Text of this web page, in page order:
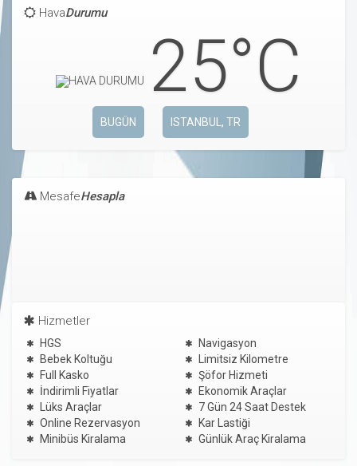
HavaDurumu
25°C
BUGÜN ISTANBUL, TR
MesafeHesapla
Hizmetler
HGS
Navigasyon
Bebek Koltuğu
Limitsiz Kilometre
Full Kasko
Şöfor Hizmeti
İndirimli Fiyatlar
Ekonomik Araçlar
Lüks Araçlar
7 Gün 24 Saat Destek
Online Rezervasyon
Kar Lastiği
Minibüs Kiralama
Günlük Araç Kiralama